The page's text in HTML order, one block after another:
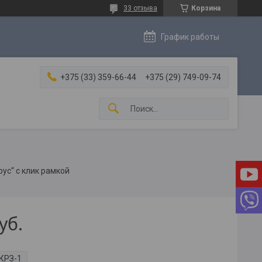
Корзина
33 отзыва
График работы
+375 (33) 359-66-44 +375 (29) 749-09-74
с клик рамкой
КРЗ-1